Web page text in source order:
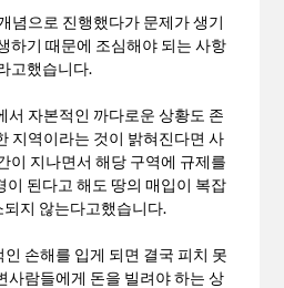
념으로 진행했다가 문제가 생기
하기 때문에 조심해야 되는 사항
고했습니다.
서 자본적인 까다로운 상황도 존
지역이라는 것이 밝혀진다면 사
이 지나면서 해당 구역에 규제를
이 된다고 해도 땅의 매입이 복잡
되지 않는다고했습니다.
손해를 입게 되면 결국 피치 못
사람들에게 돈을 빌려야 하는 상